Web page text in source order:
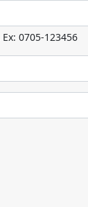
0705-123456